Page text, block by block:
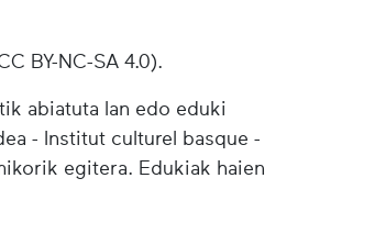
BY-NC-SA 4.0).
abiatuta lan edo eduki
- Institut culturel basque -
egitera. Edukiak haien